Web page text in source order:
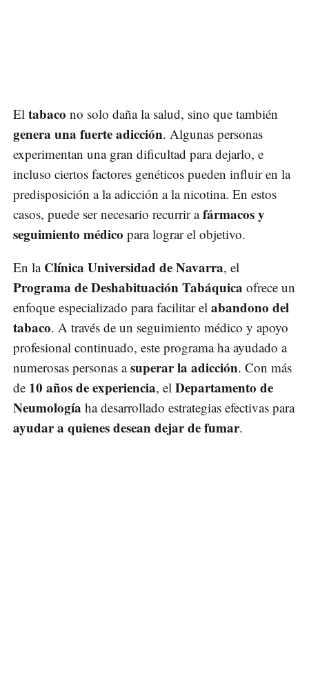
El tabaco no solo daña la salud, sino que también
genera una fuerte adicción. Algunas personas
experimentan una gran dificultad para dejarlo, e
incluso ciertos factores genéticos pueden influir en la
predisposición a la adicción a la nicotina. En estos
casos, puede ser necesario recurrir afármacos y
seguimiento médico para lograr el objetivo.
En la Clínica Universidad de Navarra, el
Programa de Deshabituación Tabáquica ofrece un
enfoque especializado para facilitar el abandono del
tabaco. A través de un seguimiento médico y apoyo
profesional continuado, este programa ha ayudado a
numerosas personas asuperar la adicción. Con más
de 10 años de experiencia, el Departamento de
Neumología ha desarrollado estrategias efectivas para
ayudar a quienes desean dejar de fumar.